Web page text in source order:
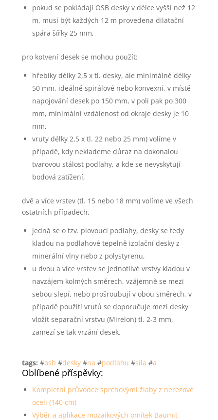
pokud se pokládají OSB desky v délce vyšší než 12
m, musí být každých 12 m provedena dilatační
spára šířky 25 mm,
pro kotvení desek se mohou použít:
hřebíky délky 2,5 x tl. desky, ale minimálně délky
50 mm, ideálně spirálové nebo konvexní, v místě
napojování desek po 150 mm, v poli pak po 300
mm, minimální vzdálenost od okraje desky je 10
mm,
vruty délky 2,5 x tl. 22 nebo 25 mm) volíme v
případě, kdy neklademe důraz na dokonalou
tvarovou stálost podlahy, a kde se nevyskytují
bodová zatížení,
dvě a více vrstev (tl. 15 nebo 18 mm) volíme ve všech
ostatních případech,
jedná se o tzv. plovoucí podlahy, desky se tedy
kladou na podlahové tepelně izolační desky z
minerální vlny nebo z polystyrenu,
u dvou a více vrstev se jednotlivé vrstvy kladou v
navzájem kolmých směrech, vzájemně se mezi
sebou slepí, nebo prošroubují v obou směrech, v
případě použití vrutů se doporučuje mezi desky
vložit separační vrstvu (Mirelon) tl. 2-3 mm,
zamezí se tak vrzání desek.
tags: #osb #desky#na #podlahu #síla #a
Oblíbené příspěvky:
Kompletní průvodce sprchovými žlaby z nerezové
oceli (140 cm)
Výběr a aplikace mozaikových omítek Baumit